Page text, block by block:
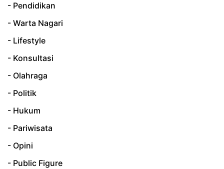
- Pendidikan
- Warta Nagari
- Lifestyle
- Konsultasi
- Olahraga
- Politik
- Hukum
- Pariwisata
- Opini
- Public Figure